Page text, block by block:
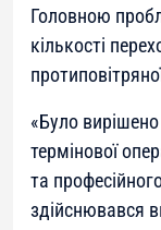
Головною
кількості
«Було
термінової
та професійного
здійснювався